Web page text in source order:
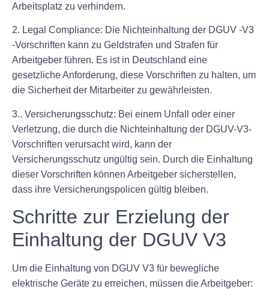
Arbeitsplatz zu verhindern.
2. Legal Compliance: Die Nichteinhaltung der DGUV -V3
-Vorschriften kann zu Geldstrafen und Strafen für
Arbeitgeber führen. Es ist in Deutschland eine
gesetzliche Anforderung, diese Vorschriften zu halten, um
die Sicherheit der Mitarbeiter zu gewährleisten.
3.. Versicherungsschutz: Bei einem Unfall oder einer
Verletzung, die durch die Nichteinhaltung der DGUV-V3-
Vorschriften verursacht wird, kann der
Versicherungsschutz ungültig sein. Durch die Einhaltung
dieser Vorschriften können Arbeitgeber sicherstellen,
dass ihre Versicherungspolicen gültig bleiben.
Schritte zur Erzielung der
Einhaltung der DGUV V3
Um die Einhaltung von DGUV V3 für bewegliche
elektrische Geräte zu erreichen, müssen die Arbeitgeber: